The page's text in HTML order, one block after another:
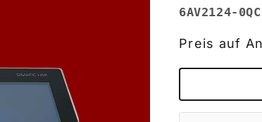
6AV2124-
Preis auf